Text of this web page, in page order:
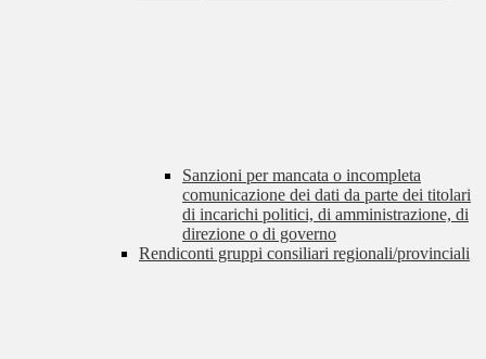
Sanzioni per mancata o incompleta
comunicazione dei dati da parte dei titolari
di incarichi politici, di amministrazione, di
direzione o di governo
Rendiconti gruppi consiliari regionali/provinciali